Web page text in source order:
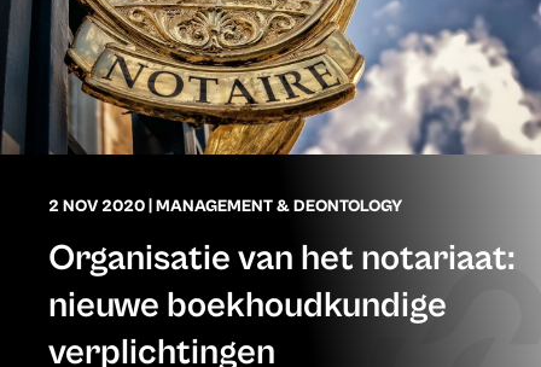
2 NOV 2020|MANAGEMENT & DEONTOLOGY
Organisatie van het notariaat:
nieuwe boekhoudkundige
verplichtingen